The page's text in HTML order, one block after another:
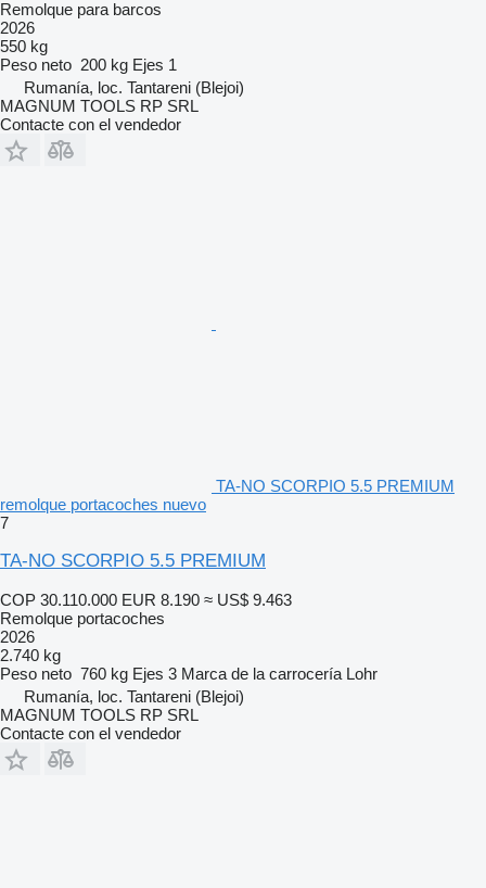
Remolque para barcos
2026
550 kg
Peso neto 200 kg Ejes 1
Rumanía, loc. Tantareni (Blejoi)
MAGNUM TOOLS RP SRL
Contacte con el vendedor
TA-NO SCORPIO 5.5 PREMIUM
remolque portacoches nuevo
7
TA-NO SCORPIO 5.5 PREMIUM
COP 30.110.000 EUR 8.190 ≈ US$ 9.463
Remolque portacoches
2026
2.740 kg
Peso neto 760 kg Ejes 3 Marca de la carrocería Lohr
Rumanía, loc. Tantareni (Blejoi)
MAGNUM TOOLS RP SRL
Contacte con el vendedor